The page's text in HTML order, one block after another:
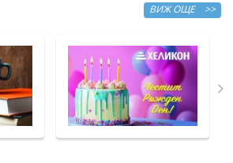
ВИЖ ОЩЕ >>